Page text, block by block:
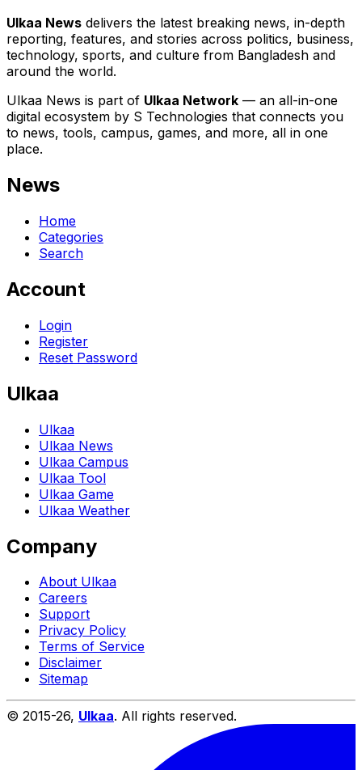
Ulkaa News delivers the latest breaking news, in-depth
reporting, features, and stories across politics, business,
technology, sports, and culture from Bangladesh and
around the world.
Ulkaa News is part of Ulkaa Network — an all-in-one
digital ecosystem by S Technologies that connects you
to news, tools, campus, games, and more, all in one
place.
News
Home
Categories
Search
Account
Login
Register
Reset Password
Ulkaa
Ulkaa
Ulkaa News
Ulkaa Campus
Ulkaa Tool
Ulkaa Game
Ulkaa Weather
Company
About Ulkaa
Careers
Support
Privacy Policy
Terms of Service
Disclaimer
Sitemap
© 2015-26, Ulkaa. All rights reserved.